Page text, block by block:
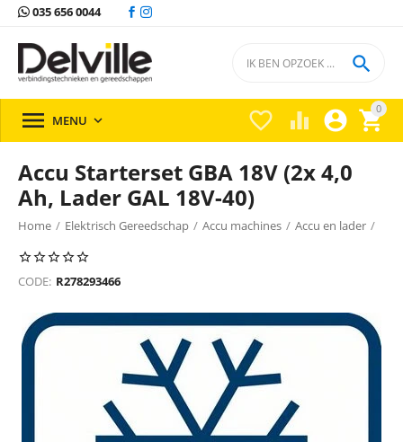
035 656 0044
0


 

 MENU 
Accu Starterset GBA 18V (2x 4,0
Ah, Lader GAL 18V-40)
Home / Elektrisch Gereedschap / Accu machines / Accu en lader /
Accu en lader Bosch
CODE: R278293466